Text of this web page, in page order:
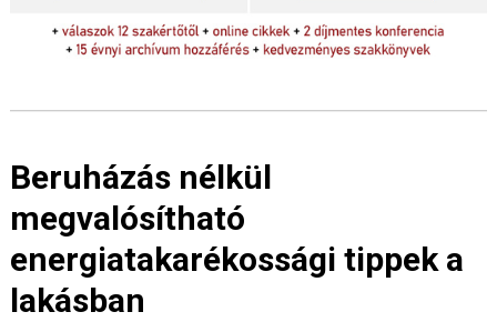
Beruházás nélkül
megvalósítható
energiatakarékossági tippek a
lakásban